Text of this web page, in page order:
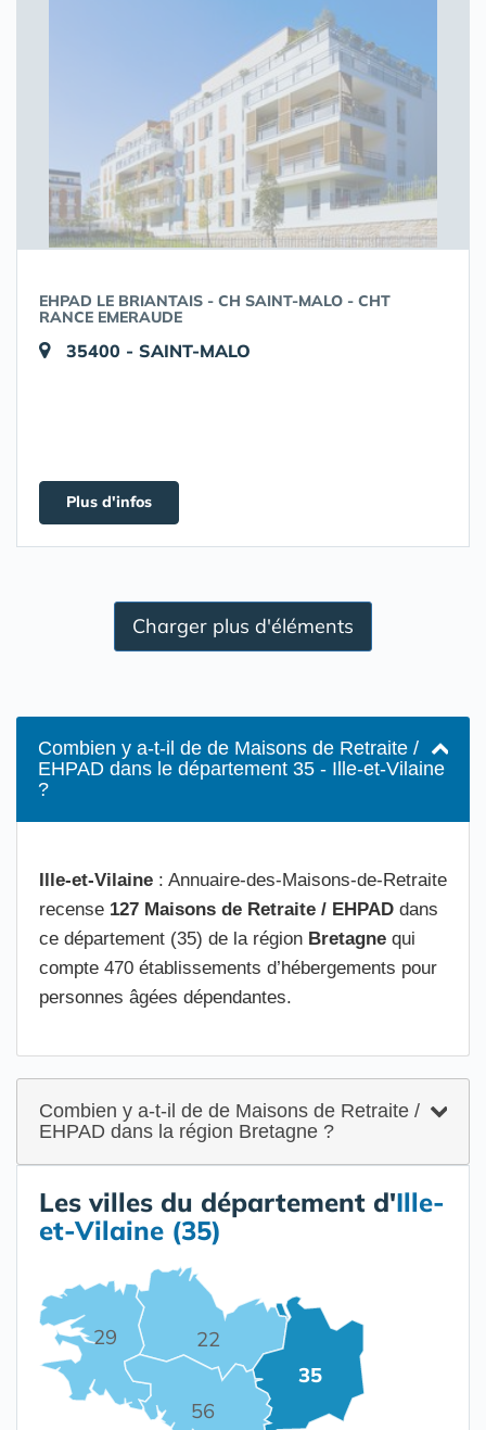
EHPAD LE BRIANTAIS - CH SAINT-MALO - CHT
RANCE EMERAUDE
35400 - SAINT-MALO
Plus d'infos
Charger plus d'éléments
Combien y a-t-il de de Maisons de Retraite /
EHPAD dans le département 35 - Ille-et-Vilaine
?
Ille-et-Vilaine : Annuaire-des-Maisons-de-Retraite
recense 127 Maisons de Retraite / EHPAD dans
ce département (35) de la région Bretagne qui
compte 470 établissements d’hébergements pour
personnes âgées dépendantes.
Combien y a-t-il de de Maisons de Retraite /
EHPAD dans la région Bretagne ?
Les villes du département d'Ille-
et-Vilaine (35)
22
29
35
56